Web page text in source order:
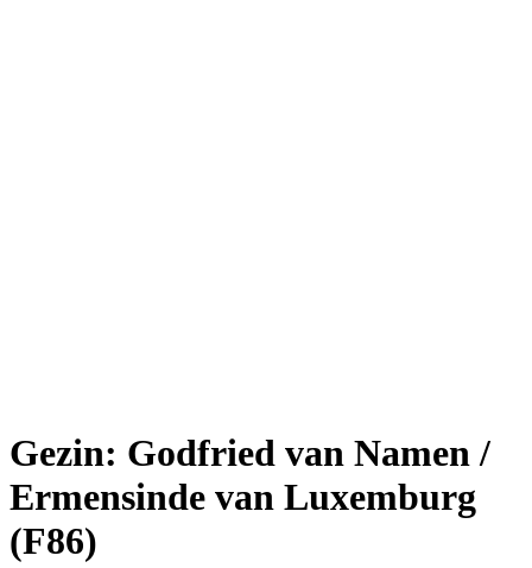
Gezin: Godfried van Namen /
Ermensinde van Luxemburg
(F86)